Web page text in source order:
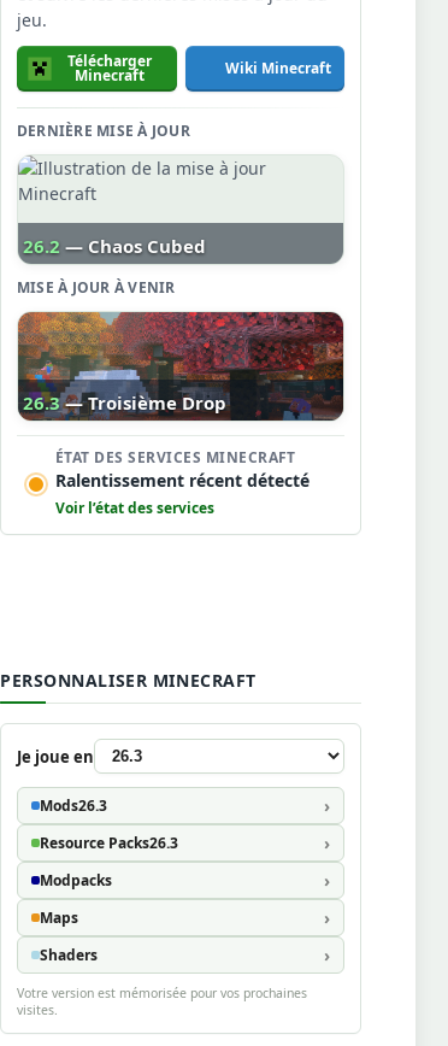
jeu.
Télécharger
Minecraft Wiki Minecraft
DERNIÈRE MISE À JOUR
26.2 — Chaos Cubed
MISE À JOUR À VENIR
26.3 — Troisième Drop
ÉTAT DES SERVICES MINECRAFT
Ralentissement récent détecté
Voir l’état des services
PERSONNALISER MINECRAFT
Je joue en
Mods26.3
Resource Packs26.3
Modpacks
Maps
Shaders
Votre version est mémorisée pour vos prochaines
visites.